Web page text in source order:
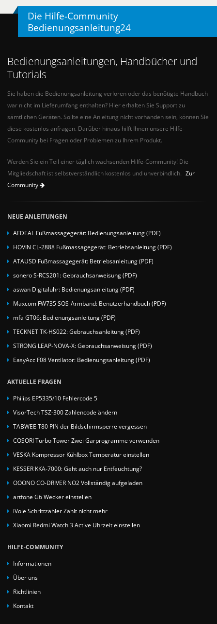
Die Hilfe-Community
Bedienungsanleitung24
Bedienungsanleitungen, Handbücher und
Tutorials
Sie haben die Bedienungsanleitung verloren oder das benötigte Handbuch
war nicht im Lieferumfang enthalten? Hier erhalten Sie Support zu
sämtlichen Geräten. Sollte eine Anleitung nicht vorhanden sein, können Sie
diese kostenlos anfragen. Darüber hinaus hilft Ihnen unsere Hilfe-
Community bei Fragen oder Problemen zu Ihrem Produkt.
Werden Sie ein Teil einer täglich wachsenden Hilfe-Community! Die
Mitgliedschaft ist selbstverständlich kostenlos und unverbindlich. Zur
Community
NEUE ANLEITUNGEN
AFDEAL Fußmassagegerät: Bedienungsanleitung (PDF)
HOVIN CL-2888 Fußmassagegerät: Betriebsanleitung (PDF)
ATAUSD Fußmassagegerät: Betriebsanleitung (PDF)
sonero S-RCS201: Gebrauchsanweisung (PDF)
aswan Digitaluhr: Bedienungsanleitung (PDF)
Maxcom FW735 SOS-Armband: Benutzerhandbuch (PDF)
mfa GT06: Bedienungsanleitung (PDF)
TECKNET TK-HS022: Gebrauchsanleitung (PDF)
STRONG LEAP-NOVA-X: Gebrauchsanweisung (PDF)
EasyAcc F08 Ventilator: Bedienungsanleitung (PDF)
AKTUELLE FRAGEN
Philips EP5335/10 Fehlercode 5
VisorTech TSZ-300 Zahlencode ändern
TABWEE T80 PIN der Bildschirmsperre vergessen
COSORI Turbo Tower Zwei Garprogramme verwenden
VESKA Kompressor Kühlbox Temperatur einstellen
KESSER KKA-7000: Geht auch nur Entfeuchtung?
OOONO CO-DRIVER NO2 Vollständig aufgeladen
artfone G6 Wecker einstellen
iVole Schrittzähler Zählt nicht mehr
Xiaomi Redmi Watch 3 Active Uhrzeit einstellen
HILFE-COMMUNITY
Informationen
Über uns
Richtlinien
Kontakt